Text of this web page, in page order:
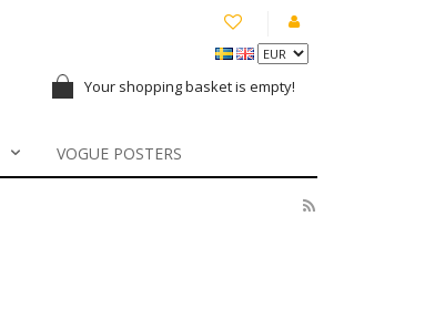
Your shopping basket is empty!
VOGUE POSTERS